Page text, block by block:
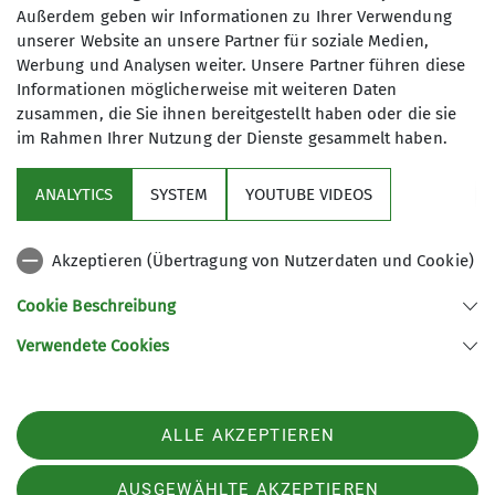
unter der Woche unterwegs. Unsere Aktionen, die auch
mal gesellige Veranstaltungen beinhalten, werden am
Gruppenabend für den kommenden Monat besprochen,
der genaue Termin wird dann per Rundruf bekannt
gegeben (ca. 2-3 Tage vorher).
Monat (außer August) um 19.00 Uhr im 1. Stock des DAV-
Wenn wir dein Interesse geweckt haben, kontaktiere uns
oder schau einfach mal an unseren Gruppenabenden
vorbei.
Margaretha Jehle: 08341 16356
Antje Hofmann: 08341 15718
Monatsbericht AKTIV Nov. 2021
30.11.2021
Unsere Unternehmungen im November 2021
Sektion
Archiv
Sektion Kaufbeuren-Gablonz des Deutschen Alpenvereins e.V.
Telefon +49834173016
Außerdem geben wir Informationen zu Ihrer Verwendung
unserer Website an unsere Partner für soziale Medien,
Werbung und Analysen weiter. Unsere Partner führen diese
Informationen möglicherweise mit weiteren Daten
zusammen, die Sie ihnen bereitgestellt haben oder die sie
im Rahmen Ihrer Nutzung der Dienste gesammelt haben.
ANALYTICS SYSTEM YOUTUBE VIDEOS
Akzeptieren (Übertragung von Nutzerdaten und Cookie)
Cookie Beschreibung
Verwendete Cookies
ALLE AKZEPTIEREN
AUSGEWÄHLTE AKZEPTIEREN